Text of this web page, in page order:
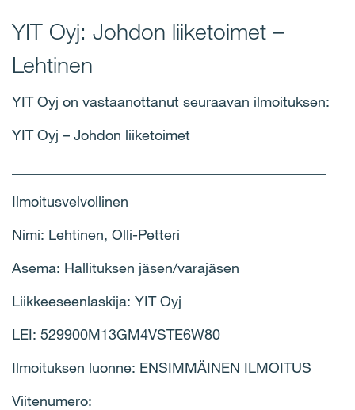
YIT Oyj: Johdon liiketoimet –
Lehtinen
YIT Oyj on vastaanottanut seuraavan ilmoituksen:
YIT Oyj – Johdon liiketoimet
Ilmoitusvelvollinen
Nimi: Lehtinen, Olli-Petteri
Asema: Hallituksen jäsen/varajäsen
Liikkeeseenlaskija: YIT Oyj
LEI: 529900M13GM4VSTE6W80
Ilmoituksen luonne: ENSIMMÄINEN ILMOITUS
Viitenumero: